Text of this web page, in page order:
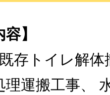
】
存トイレ解
理運搬工事、